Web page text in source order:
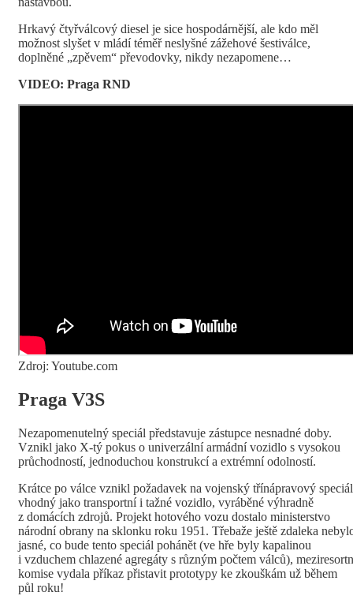
Hrkavý čtyřválcový diesel je sice hospodárnější, ale kdo měl
možnost slyšet v mládí téměř neslyšné zážehové šestiválce,
doplněné „zpěvem“ převodovky, nikdy nezapomene…
VIDEO: Praga RND
Zdroj: Youtube.com
Praga V3S
Nezapomenutelný speciál představuje zástupce nesnadné doby.
Vznikl jako X-tý pokus o univerzální armádní vozidlo s vysokou
průchodností, jednoduchou konstrukcí a extrémní odolností.
Krátce po válce vznikl požadavek na vojenský třínápravový
vhodný jako transportní i tažné vozidlo, vyráběné výhradně
z domácích zdrojů. Projekt hotového vozu dostalo ministerstvo
národní obrany na sklonku roku 1951. Třebaže ještě zdaleka
jasné, co bude tento speciál pohánět (ve hře byly kapalinou
i vzduchem chlazené agregáty s různým počtem válců),
komise vydala příkaz přistavit prototypy ke zkouškám už během
půl roku!